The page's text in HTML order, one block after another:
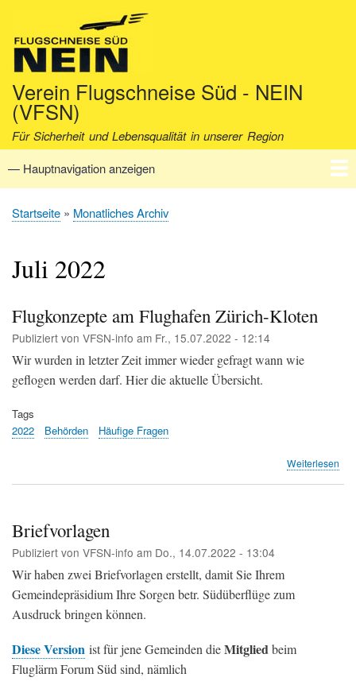
Verein Flugschneise Süd - NEIN
(VFSN)
Für Sicherheit und Lebensqualität in unserer Region
Hauptnavigation
— Hauptnavigation anzeigen
Startseite
Verein
Aktuell
Fakten
Archiv
Kontakt
Pfadnavigation
Startseite Monatliches Archiv
Juli 2022
Flugkonzepte am Flughafen Zürich-Kloten
Publiziert von VFSN-info am Fr., 15.07.2022 - 12:14
Wir wurden in letzter Zeit immer wieder gefragt wann wie
geflogen werden darf. Hier die aktuelle Übersicht.
Tags
2022
Behörden Häufige Fragen
Weiterlesen
Briefvorlagen
Publiziert von VFSN-info am Do., 14.07.2022 - 13:04
Wir haben zwei Briefvorlagen erstellt, damit Sie Ihrem
Gemeindepräsidium Ihre Sorgen betr. Südüberflüge zum
Ausdruck bringen können.
Diese Version ist für jene Gemeinden dieMitgliedbeim
Fluglärm Forum Süd sind, nämlich